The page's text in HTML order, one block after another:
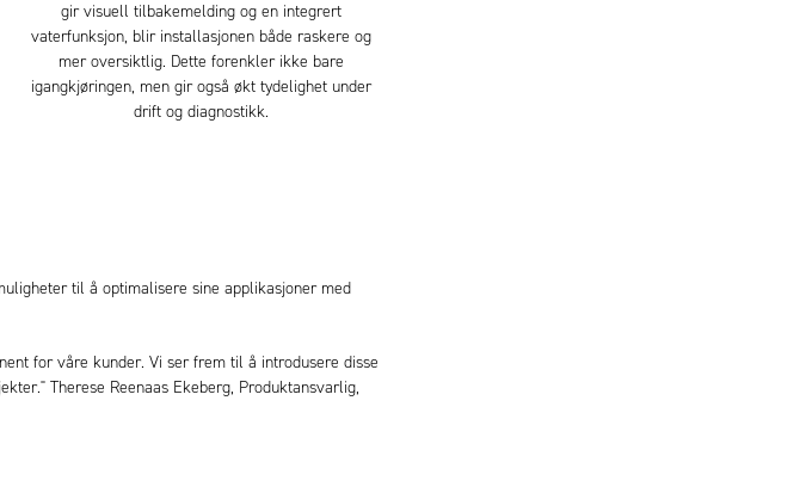
gir visuell tilbakemelding og en integrert
vaterfunksjon, blir installasjonen både raskere og
mer oversiktlig. Dette forenkler ikke bare
igangkjøringen, men gir også økt tydelighet under
drift og diagnostikk.
til å optimalisere sine applikasjoner med
for våre kunder. Vi ser frem til å introdusere disse
Therese Reenaas Ekeberg, Produktansvarlig,